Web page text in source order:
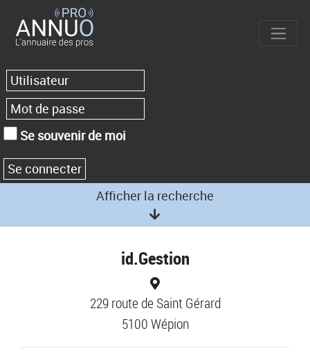
Se souvenir de moi
Afficher la recherche
id.Gestion
229 route de Saint Gérard
5100 Wépion